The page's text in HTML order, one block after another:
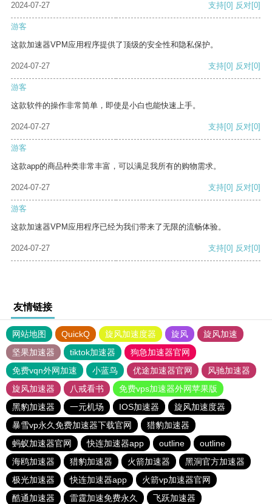
2024-07-27 支持[0] 反对[0]
游客
这款加速器VPM应用程序提供了顶级的安全性和隐私保护。
2024-07-27 支持[0] 反对[0]
游客
这款软件的操作非常简单，即使是小白也能快速上手。
2024-07-27 支持[0] 反对[0]
游客
这款app的商品种类非常丰富，可以满足我所有的购物需求。
2024-07-27 支持[0] 反对[0]
游客
这款加速器VPM应用程序已经为我们带来了无限的流畅体验。
2024-07-27 支持[0] 反对[0]
友情链接
网站地图 QuickQ 旋风加速度器 旋风
旋风加速
坚果加速器
tiktok加速器
狗急加速器官网
免费vqn外网加速
小蓝鸟 优途加速器官网
风驰加速器
旋风加速器
八戒看书
免费vps加速器外网苹果版
黑豹加速器
一元机场 IOS加速器
旋风加速度器
暴雪vp永久免费加速器下载官网
猎豹加速器
蚂蚁加速器官网
快连加速器app outline
outline
海鸥加速器
猎豹加速器 火箭加速器
黑洞官方加速器
极光加速器
快连加速器app
火箭vp加速器官网
酷通加速器
雷霆加速免费永久 飞跃加速器